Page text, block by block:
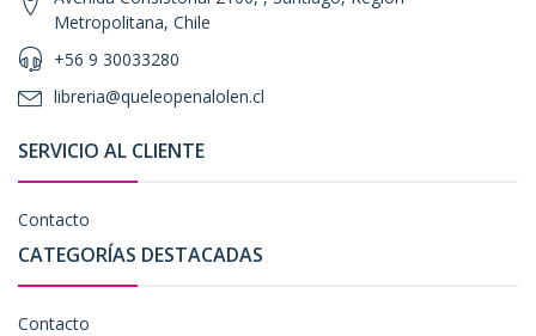
Metropolitana, Chile
+56 9 30033280
libreria@queleopenalolen.cl
SERVICIO AL CLIENTE
Contacto
CATEGORÍAS DESTACADAS
Contacto